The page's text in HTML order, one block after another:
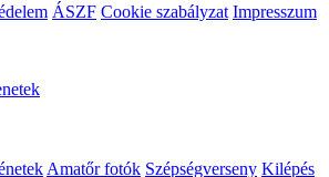
ÁSZF Cookie szabályzat Impresszum
Amatőr fotók Szépségverseny Kilépés